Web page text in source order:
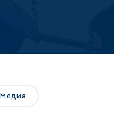
Медиа